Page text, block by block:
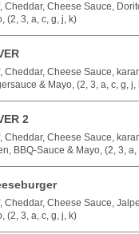
Cheddar, Cheese Sauce,
(2, 3, a, c, g, j, k)
Cheddar, Cheese Sauce,
& Mayo, (2, 3, a, c, g, j,
2
Cheddar, Cheese Sauce,
BBQ-Sauce & Mayo, (2, 3, a,
Cheddar, Cheese Sauce,
(2, 3, a, c, g, j, k)